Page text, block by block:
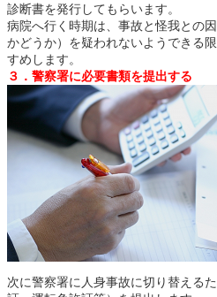
診断書を発行してもらいます。
病院へ行く時期は、事故と怪我との
かどうか）を疑われないようできる
すめします。
３．警察署に必要書類を提出する
次に警察署に人身事故に切り替える